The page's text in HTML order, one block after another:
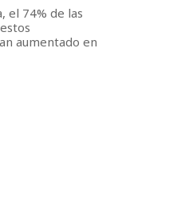
el 74% de las
aumentado en